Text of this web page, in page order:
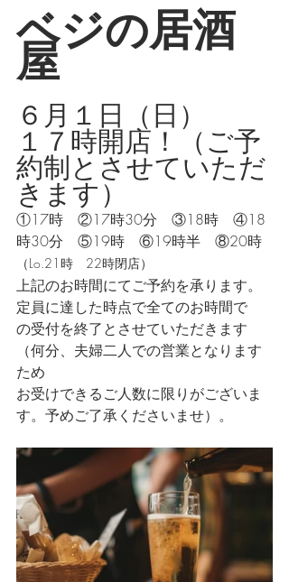
ベジの居酒
屋
６月１日（日）
１７時開店！（ご予
約制とさせていただ
きます）
①17時　②17時30分　③18時　④18
時30分　⑤19時　⑥19時半　⑧20時
（Lo.21時　22時閉店）
上記のお時間にてご予約を承ります。
定員に達した時点で全てのお時間で
の受付を終了とさせていただきます
（何分、夫婦二人での営業となります
ため
お受けできるご人数に限りがございま
す。予めご了承くださいませ）。